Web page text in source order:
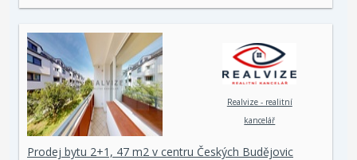
Realvize - realitní
kancelář
Prodej bytu 2+1, 47 m2 v centru Českých Budějovic